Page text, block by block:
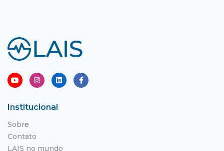
Institucional
Sobre
Contato
LAIS no mundo